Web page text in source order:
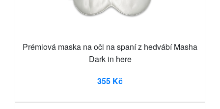
Prémiová maska na oči na spaní z hedvábí Masha
Dark in here
355 Kč